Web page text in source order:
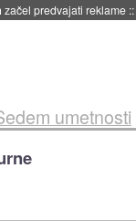
začel predvajati reklame ::
umetnosti